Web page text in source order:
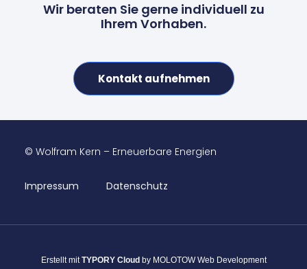
Wir beraten Sie gerne individuell zu
Ihrem Vorhaben.
Kontakt aufnehmen
© Wolfram Kern – Erneuerbare Energien
Impressum Datenschutz
Erstellt mitTYPORY Cloud by MOLOTOW Web Development